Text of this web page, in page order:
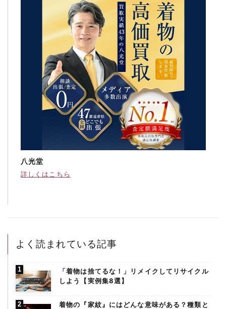
八光堂
詳しくはこちら
よく読まれている記事
「着物は捨てるな！」リメイクしてリサイクル
しよう【実例集8選】
着物の『家紋』にはどんな意味がある？種類と